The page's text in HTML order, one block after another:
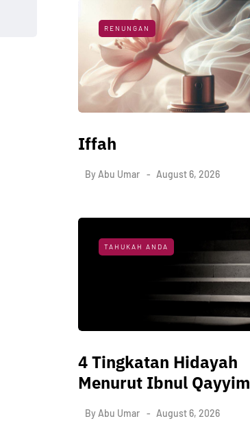
RENUNGAN
Iffah
By Abu Umar August 6, 2026
TAHUKAH ANDA
4 Tingkatan Hidayah
Menurut Ibnul Qayyim
By Abu Umar August 6, 2026